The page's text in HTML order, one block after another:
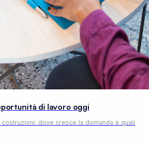
di lavoro oggi
dove cresce la domanda e quali